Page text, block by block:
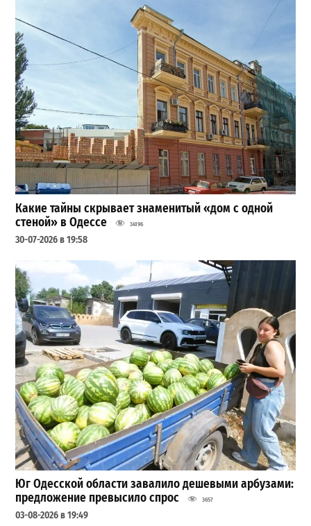
Какие тайны скрывает знаменитый «дом с одной
стеной» в Одессе
34196
30-07-2026 в 19:58
Юг Одесской области завалило дешевыми арбузами:
предложение превысило спрос
3657
03-08-2026 в 19:49